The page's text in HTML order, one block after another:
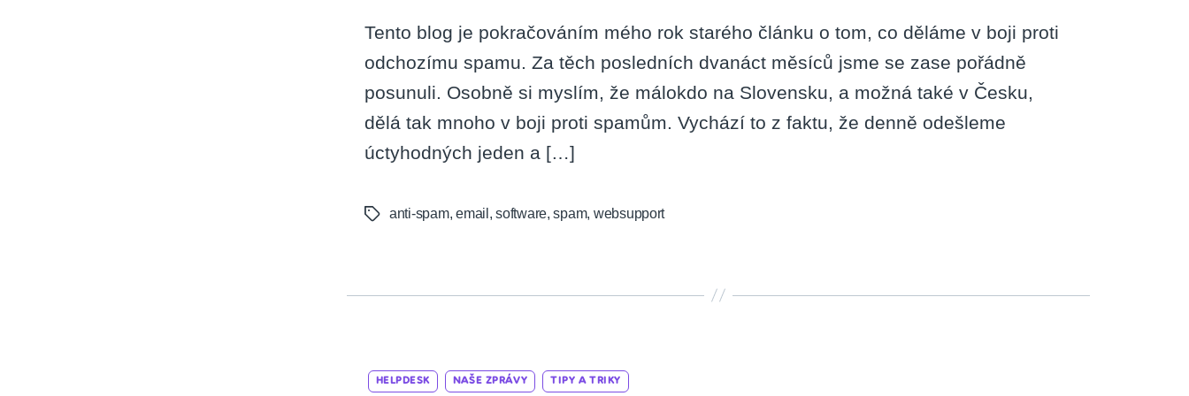
Tento blog je pokračováním mého rok starého článku o tom, co děláme v boji proti
odchozímu spamu. Za těch posledních dvanáct měsíců jsme se zase pořádně
posunuli. Osobně si myslím, že málokdo na Slovensku, a možná také v Česku,
dělá tak mnoho v boji proti spamům. Vychází to z faktu, že denně odešleme
úctyhodných jeden a […]
Tagsanti-spam,email ,software,spam, websupport
HELPDESK NAŠE ZPRÁVY TIPY A TRIKY